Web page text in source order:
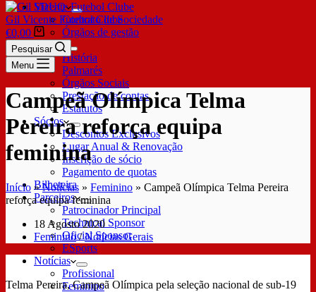
SDUQ
Contrato de Sociedade
Órgãos de gestão
Clube
História
Palmarés
Órgãos Sociais
Prestação de contas
Estatutos
Sócios
Descontos Exclusivos
Lugar Anual & Renovação
Inscrição de sócio
Pagamento de quotas
Bilheteira
Parceiros
Patrocinador Principal
Technical Sponsor
Oficial Sponsor
ESports
Notícias
Profissional
Feminino
Gil Vicente Futebol Clube
€0,00
Pesquisar
Menu
Campeã Olímpica Telma
Pereira reforça equipa
feminina
Início »Notícias » Feminino » Campeã Olímpica Telma Pereira
reforça equipa feminina
18 Agosto 2020
Feminino/Notícias Gerais
Telma Pereira, Campeã Olímpica pela seleção nacional de sub-19